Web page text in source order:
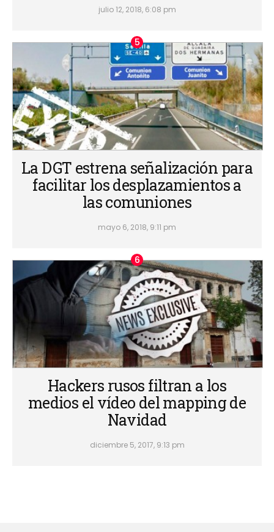
julio 12, 2018, 6:08 pm
La DGT estrena señalización para
facilitar los desplazamientos a
las comuniones
mayo 6, 2018, 9:11 pm
Hackers rusos filtran a los
medios el vídeo del mapping de
Navidad
diciembre 5, 2017, 9:13 pm